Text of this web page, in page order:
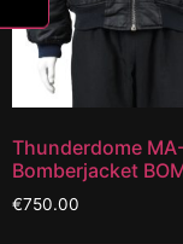
Thunderdome
Bomberjacket
€750.00